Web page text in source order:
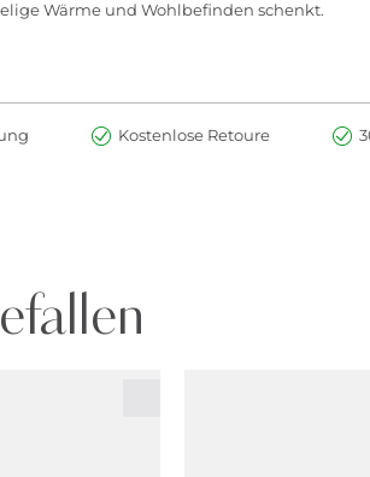
Wärme und Wohlbefinden schenkt.
Kostenlose Retoure